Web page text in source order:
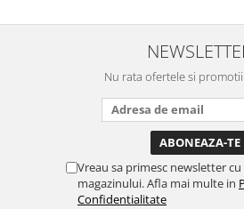
Nu rata ofertele si
Vreau sa primesc newsletter
magazinului. Afla mai multe in
Confidentialitate